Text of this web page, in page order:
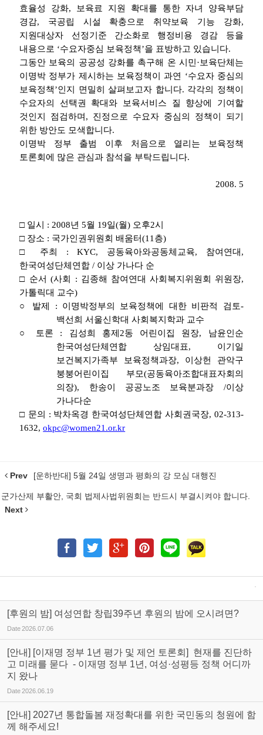
효율성 강화, 보육료 지원 확대를 통한 자녀 양육부담
경감, 국공립 시설 확충으로 취약보육 기능 강화,
지원대상자 선정기준 간소화로 행정비용 경감 등을
내용으로 ‘수요자중심 보육정책’을 표방하고 있습니다.
그동안 보육의 공공성 강화를 촉구해 온 시민·보육단체는
이명박 정부가 제시하는 보육정책이 과연 ‘수요자 중심의
보육정책’인지 면밀히 살펴보고자 합니다. 각각의 정책이
수요자의 선택권 확대와 보육서비스 질 향상에 기여할
것인지 점검하며, 진정으로 수요자 중심의 정책이 되기
위한 방안도 모색합니다.
이명박 정부 출범 이후 처음으로 열리는 보육정책
토론회에 많은 관심과 참석을 부탁드립니다.
2008. 5
□ 일시 : 2008년 5월 19일(월) 오후2시
□ 장소 : 국가인권위원회 배움터(11층)
□ 주최 : KYC, 공동육아와공동체교육, 참여연대,
한국여성단체연합 / 이상 가나다 순
□ 순서 (사회 : 김종해 참여연대 사회복지위원회 위원장,
가톨릭대 교수)
○ 발제 : 이명박정부의 보육정책에 대한 비판적 검토-
백선희 서울신학대 사회복지학과 교수
○ 토론 : 김성희 홍제2동 어린이집 원장, 남윤인순
한국여성단체연합 상임대표, 이기일
보건복지가족부 보육정책과장, 이상헌 관악구
붕붕어린이집 부모(공동육아조합대표자회의
의장), 한송이 공공노조 보육분과장 /이상
가나다순
□ 문의 : 박차옥경 한국여성단체연합 사회권국장, 02-313-
1632,okpc@women21.or.kr
Prev [운하반대] 5월 24일 생명과 평화의 강 모심 대행진
군가산제 부활안, 국회 법제사법위원회는 반드시 부결시켜야 합니다.
Next
[후원의 밤] 여성연합 창립39주년 후원의 밤에 오시려면?
Date2026.07.06
[안내] [이재명 정부 1년 평가 및 제언 토론회] 현재를 진단하
고 미래를 묻다 - 이재명 정부 1년, 여성·성평등 정책 어디까
지 왔나
Date2026.06.19
[안내] 2027년 통합돌봄 재정확대를 위한 국민동의 청원에 함
께 해주세요!